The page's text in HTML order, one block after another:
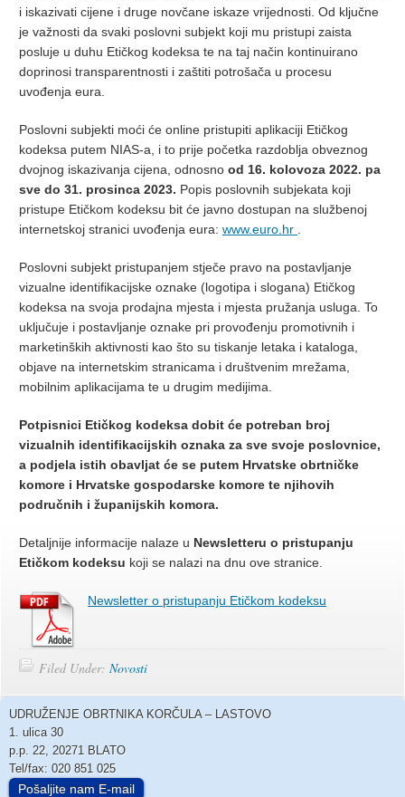
i iskazivati cijene i druge novčane iskaze vrijednosti. Od ključne
je važnosti da svaki poslovni subjekt koji mu pristupi zaista
posluje u duhu Etičkog kodeksa te na taj način kontinuirano
doprinosi transparentnosti i zaštiti potrošača u procesu
uvođenja eura.
Poslovni subjekti moći će online pristupiti aplikaciji Etičkog
kodeksa putem NIAS-a, i to prije početka razdoblja obveznog
dvojnog iskazivanja cijena, odnosno od 16. kolovoza 2022. pa
sve do 31. prosinca 2023. Popis poslovnih subjekata koji
pristupe Etičkom kodeksu bit će javno dostupan na službenoj
internetskoj stranici uvođenja eura: www.euro.hr
Poslovni subjekt pristupanjem stječe pravo na postavljanje
vizualne identifikacijske oznake (logotipa i slogana) Etičkog
kodeksa na svoja prodajna mjesta i mjesta pružanja usluga. To
uključuje i postavljanje oznake pri provođenju promotivnih i
marketinških aktivnosti kao što su tiskanje letaka i kataloga,
objave na internetskim stranicama i društvenim mrežama,
mobilnim aplikacijama te u drugim medijima.
Potpisnici Etičkog kodeksa dobit će potreban broj
vizualnih identifikacijskih oznaka za sve svoje poslovnice,
a podjela istih obavljat će se putem Hrvatske obrtničke
komore i Hrvatske gospodarske komore te njihovih
područnih i županijskih komora.
Detaljnije informacije nalaze u Newsletteru o pristupanju
Etičkom kodeksu koji se nalazi na dnu ove stranice.
Newsletter o pristupanju Etičkom kodeksu
Filed Under: Novosti
UDRUŽENJE OBRTNIKA KORČULA – LASTOVO
1. ulica 30
p.p. 22, 20271 BLATO
Tel/fax: 020 851 025
Pošaljite nam E-mail